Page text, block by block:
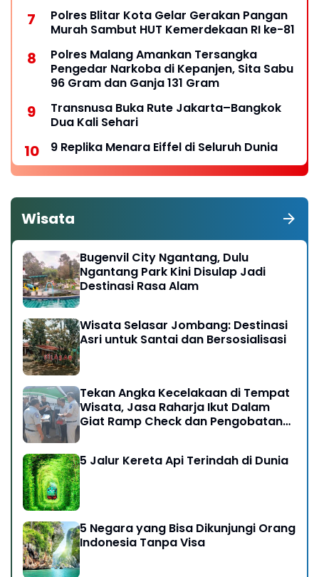
Polres Blitar Kota Gelar Gerakan Pangan
Murah Sambut HUT Kemerdekaan RI ke-81
Polres Malang Amankan Tersangka
Pengedar Narkoba di Kepanjen, Sita Sabu
96 Gram dan Ganja 131 Gram
Transnusa Buka Rute Jakarta–Bangkok
Dua Kali Sehari
9 Replika Menara Eiffel di Seluruh Dunia
Wisata
Bugenvil City Ngantang, Dulu
Ngantang Park Kini Disulap Jadi
Destinasi Rasa Alam
Wisata Selasar Jombang: Destinasi
Asri untuk Santai dan Bersosialisasi
Tekan Angka Kecelakaan di Tempat
Wisata, Jasa Raharja Ikut Dalam
Giat Ramp Check dan Pengobatan
5 Jalur Kereta Api Terindah di Dunia
5 Negara yang Bisa Dikunjungi Orang
Indonesia Tanpa Visa